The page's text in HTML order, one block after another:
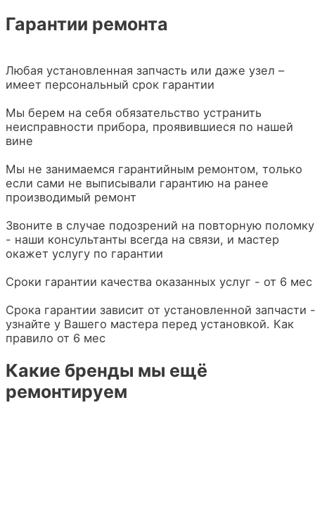
Гарантии ремонта
Любая установленная запчасть или даже узел –
имеет персональный срок гарантии
Мы берем на себя обязательство устранить
неисправности прибора, проявившиеся по нашей
вине
Мы не занимаемся гарантийным ремонтом, только
если сами не выписывали гарантию на ранее
производимый ремонт
Звоните в случае подозрений на повторную поломку
- наши консультанты всегда на связи, и мастер
окажет услугу по гарантии
Сроки гарантии качества оказанных услуг - от 6 мес
Срока гарантии зависит от установленной запчасти -
узнайте у Вашего мастера перед установкой. Как
правило от 6 мес
Какие бренды мы ещё
ремонтируем